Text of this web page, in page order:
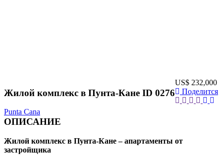
Жилой комплекс в Пунта-Кане ID 0276
Punta Cana
US$ 232,000
Поделится
ОПИСАНИЕ
Жилой комплекс в Пунта-Кане – апартаменты от
застройщика